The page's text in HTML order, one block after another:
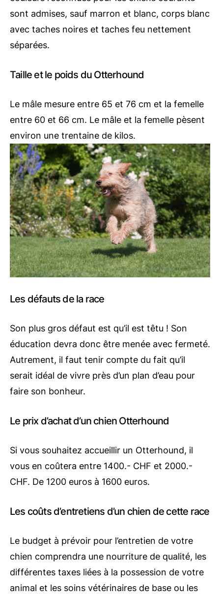
sont admises, sauf marron et blanc, corps blanc
avec taches noires et taches feu nettement
séparées.
Taille et le poids du Otterhound
Le mâle mesure entre 65 et 76 cm et la femelle
entre 60 et 66 cm. Le mâle et la femelle pèsent
environ une trentaine de kilos.
Les défauts de la race
Son plus gros défaut est qu’il est têtu ! Son
éducation devra donc être menée avec fermeté.
Autrement, il faut tenir compte du fait qu’il
serait idéal de vivre près d’un plan d’eau pour
faire son bonheur.
Le prix d’achat d’un chien Otterhound
Si vous souhaitez accueillir un Otterhound, il
vous en coûtera entre 1400.- CHF et 2000.-
CHF. De 1200 euros à 1600 euros.
Les coûts d’entretiens d’un chien de cette race
Le budget à prévoir pour l’entretien de votre
chien comprendra une nourriture de qualité, les
différentes taxes liées à la possession de votre
animal et les soins vétérinaires de base ou les